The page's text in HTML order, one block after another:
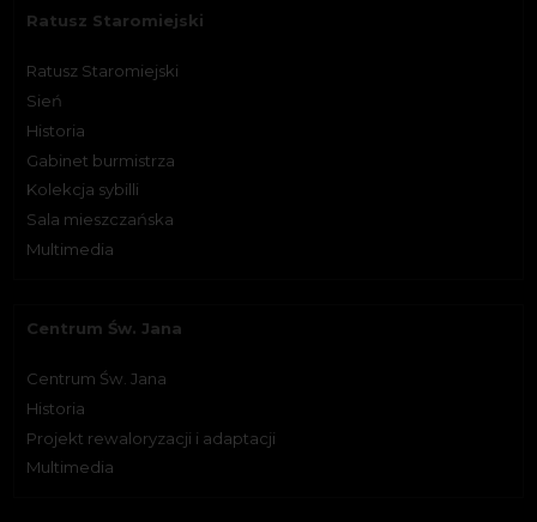
Ratusz Staromiejski
Ratusz Staromiejski
Sień
Historia
Gabinet burmistrza
Kolekcja sybilli
Sala mieszczańska
Multimedia
Centrum Św. Jana
Centrum Św. Jana
Historia
Projekt rewaloryzacji i adaptacji
Multimedia